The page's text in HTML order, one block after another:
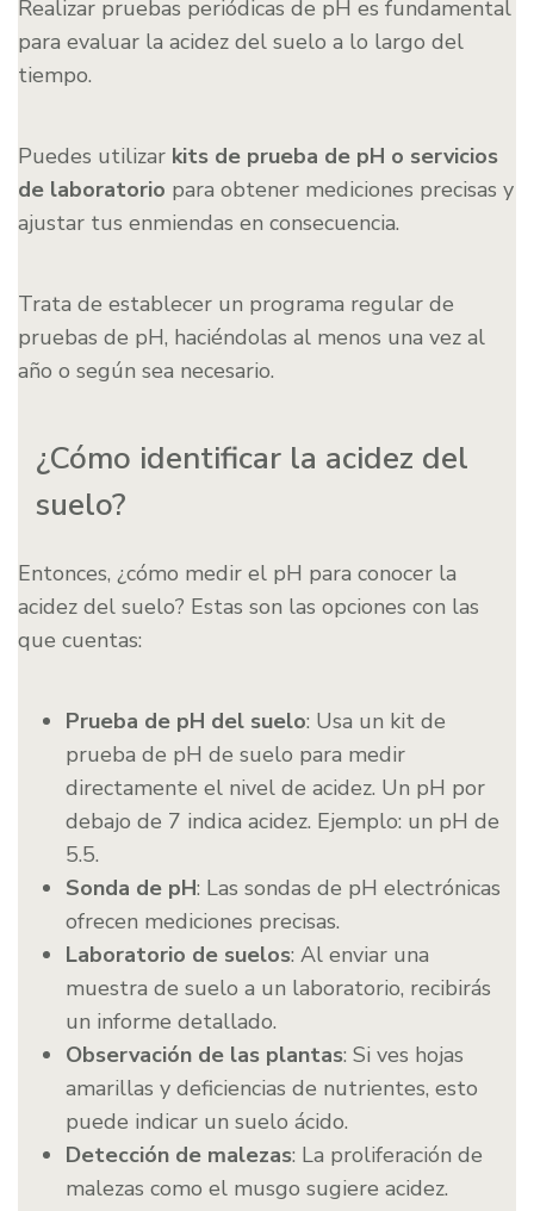
Realizar pruebas periódicas de pH es fundamental
para evaluar la acidez del suelo a lo largo del
tiempo.
Puedes utilizar kits de prueba de pH o servicios
de laboratorio para obtener mediciones precisas y
ajustar tus enmiendas en consecuencia.
Trata de establecer un programa regular de
pruebas de pH, haciéndolas al menos una vez al
año o según sea necesario.
¿Cómo identificar la acidez del
suelo?
Entonces, ¿cómo medir el pH para conocer la
acidez del suelo? Estas son las opciones con las
que cuentas:
Prueba de pH del suelo: Usa un kit de
prueba de pH de suelo para medir
directamente el nivel de acidez. Un pH por
debajo de 7 indica acidez. Ejemplo: un pH de
5.5.
Sonda de pH: Las sondas de pH electrónicas
ofrecen mediciones precisas.
Laboratorio de suelos: Al enviar una
muestra de suelo a un laboratorio, recibirás
un informe detallado.
Observación de las plantas: Si ves hojas
amarillas y deficiencias de nutrientes, esto
puede indicar un suelo ácido.
Detección de malezas: La proliferación de
malezas como el musgo sugiere acidez.